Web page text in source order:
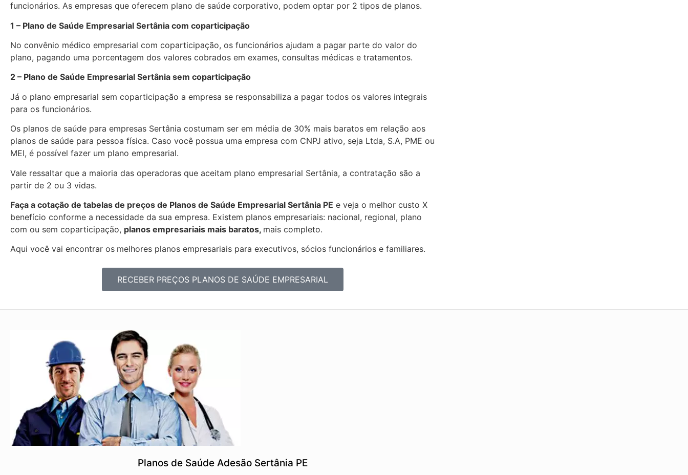
funcionários. As empresas que oferecem plano de saúde corporativo, podem optar por 2 tipos de planos.
1 – Plano de Saúde Empresarial Sertânia com coparticipação
No convênio médico empresarial com coparticipação, os funcionários ajudam a pagar parte do valor do
plano, pagando uma porcentagem dos valores cobrados em exames, consultas médicas e tratamentos.
2 – Plano de Saúde Empresarial Sertânia sem coparticipação
Já o plano empresarial sem coparticipação a empresa se responsabiliza a pagar todos os valores integrais
para os funcionários.
Os planos de saúde para empresas Sertânia costumam ser em média de 30% mais baratos em relação aos
planos de saúde para pessoa física. Caso você possua uma empresa com CNPJ ativo, seja Ltda, S.A, PME ou
MEI, é possível fazer um plano empresarial.
Vale ressaltar que a maioria das operadoras que aceitam plano empresarial Sertânia, a contratação são a
partir de 2 ou 3 vidas.
Faça a cotação de tabelas de preços de Planos de Saúde Empresarial Sertânia PE e veja o melhor custo X
benefício conforme a necessidade da sua empresa. Existem planos empresariais: nacional, regional, plano
com ou sem coparticipação, planos empresariais mais baratos, mais completo.
Aqui você vai encontrar os melhores planos empresariais para executivos, sócios funcionários e familiares.
RECEBER PREÇOS PLANOS DE SAÚDE EMPRESARIAL
Planos de Saúde Adesão Sertânia PE